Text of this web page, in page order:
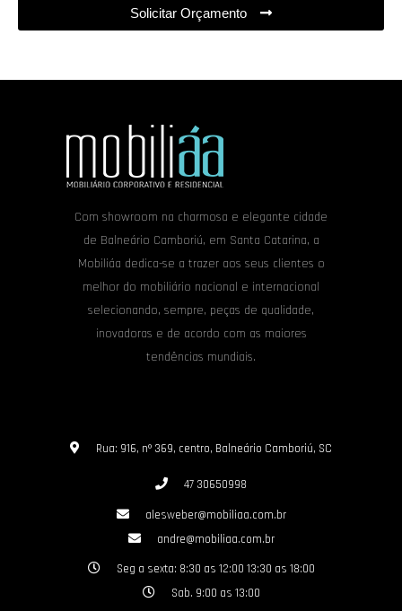
Solicitar Orçamento
Com showroom na charmosa e elegante cidade
de Balneário Camboriú, em Santa Catarina, a
Mobiliáa dedica-se a trazer aos seus clientes o
melhor do mobiliário nacional e internacional
selecionando, sempre, peças de qualidade,
inovadoras e de acordo com as maiores
tendências mundiais.
Rua: 916, nº 369, centro, Balneário Camboriú, SC
47 30650998
alesweber@mobiliaa.com.br
andre@mobiliaa.com.br
Seg a sexta: 8:30 as 12:00 13:30 as 18:00
Sab. 9:00 as 13:00